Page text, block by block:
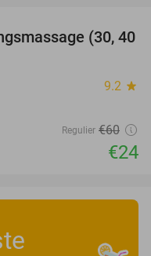
60%
(30, 40
9.2 star
Regulier €60
€24